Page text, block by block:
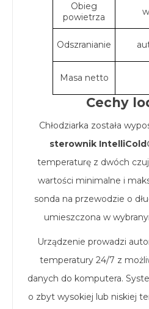
Obieg
powietrza
Odszranianie
Masa netto
Cechy
Chłodziarka została
sterownik
temperaturę z dwóch
wartości minimalne i
sonda na przewodzie o
umieszczona w
Urządzenie prowadzi
temperatury 24/7 z
danych do komputera.
o zbyt wysokiej lub niskiej